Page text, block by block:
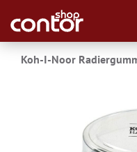
Koh-I-Noor